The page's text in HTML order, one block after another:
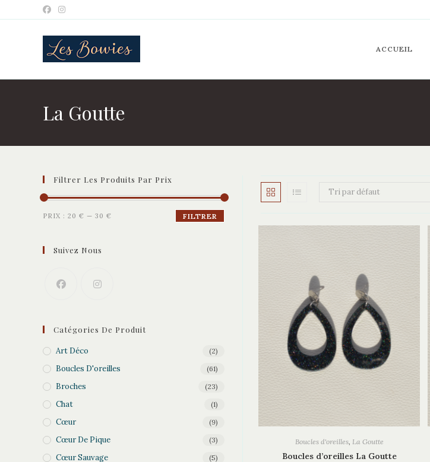
to
ACCUEIL
La Goutte
Tri par défaut
Boucles d'oreilles, La Goutte
Boucles d’oreilles La Goutte
Filtrer Les Produits Par Prix
Prix
Prix
FILTRER
PRIX : 20 € — 30 €
Suivez Nous
Catégories De Produit
Art Déco (2)
Boucles D'oreilles (61)
Broches (23)
Chat (1)
Cœur (9)
Cœur De Pique (3)
Cœur Sauvage (5)